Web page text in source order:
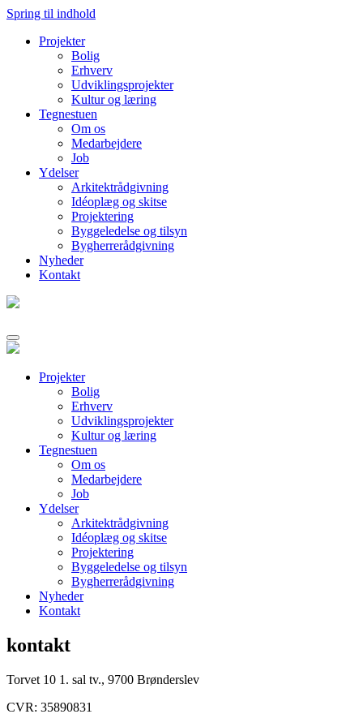
Spring til indhold
Projekter
Bolig
Erhverv
Udviklingsprojekter
Kultur og læring
Tegnestuen
Om os
Medarbejdere
Job
Ydelser
Arkitektrådgivning
Idéoplæg og skitse
Projektering
Byggeledelse og tilsyn
Bygherrerådgivning
Nyheder
Kontakt
Projekter
Bolig
Erhverv
Udviklingsprojekter
Kultur og læring
Tegnestuen
Om os
Medarbejdere
Job
Ydelser
Arkitektrådgivning
Idéoplæg og skitse
Projektering
Byggeledelse og tilsyn
Bygherrerådgivning
Nyheder
Kontakt
kontakt
Torvet 10 1. sal tv., 9700 Brønderslev
CVR: 35890831